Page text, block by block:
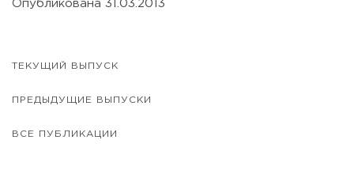
Опубликована 31.03.2013
ТЕКУЩИЙ ВЫПУСК
ПРЕДЫДУЩИЕ ВЫПУСКИ
ВСЕ ПУБЛИКАЦИИ